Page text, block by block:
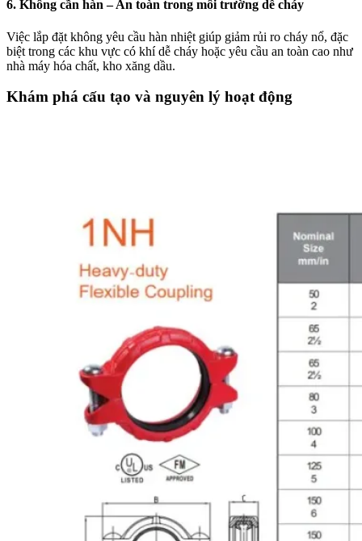
6. Không cần hàn – An toàn trong môi trường dễ cháy
Việc lắp đặt không yêu cầu hàn nhiệt giúp giảm rủi ro cháy nổ, đặc
biệt trong các khu vực có khí dễ cháy hoặc yêu cầu an toàn cao như
nhà máy hóa chất, kho xăng dầu.
Khám phá cấu tạo và nguyên lý hoạt động